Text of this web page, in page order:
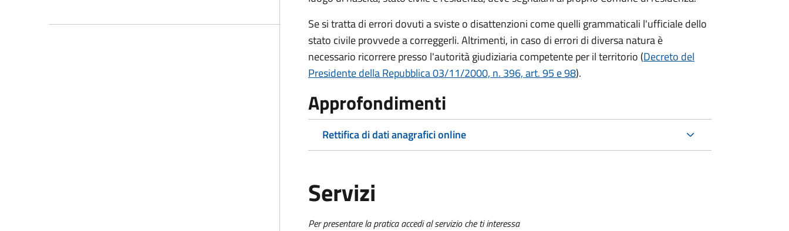
Se si tratta di errori dovuti a sviste o disattenzioni come quelli grammaticali l'ufficiale dello
stato civile provvede a correggerli. Altrimenti, in caso di errori di diversa natura è
necessario ricorrere presso l'autorità giudiziaria competente per il territorio (Decreto del
Presidente della Repubblica 03/11/2000, n. 396, art. 95 e 98).
Approfondimenti
Rettifica di dati anagrafici online
Servizi
Per presentare la pratica accedi al servizio che ti interessa